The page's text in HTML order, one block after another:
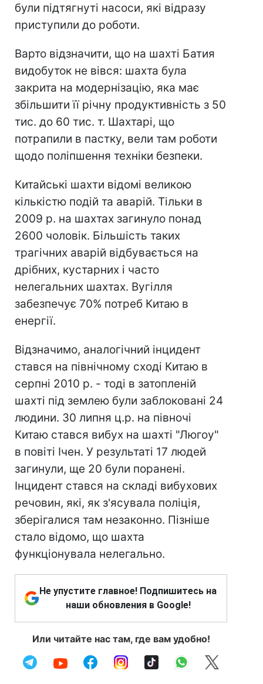
були підтягнуті насоси, які відразу
приступили до роботи.
Варто відзначити, що на шахті Батия
видобуток не вівся: шахта була
закрита на модернізацію, яка має
збільшити її річну продуктивність з 50
тис. до 60 тис. т. Шахтарі, що
потрапили в пастку, вели там роботи
щодо поліпшення техніки безпеки.
Китайські шахти відомі великою
кількістю подій та аварій. Тільки в
2009 р. на шахтах загинуло понад
2600 чоловік. Більшість таких
трагічних аварій відбувається на
дрібних, кустарних і часто
нелегальних шахтах. Вугілля
забезпечує 70% потреб Китаю в
енергії.
Відзначимо, аналогічний інцидент
стався на північному сході Китаю в
серпні 2010 р. - тоді в затопленій
шахті під землею були заблоковані 24
людини. 30 липня ц.р. на півночі
Китаю стався вибух на шахті "Люгоу"
в повіті Ічен. У результаті 17 людей
загинули, ще 20 були поранені.
Інцидент стався на складі вибухових
речовин, які, як з'ясувала поліція,
зберігалися там незаконно. Пізніше
стало відомо, що шахта
функціонувала нелегально.
Не упустите главное! Подпишитесь на
наши обновления в Google!
Или читайте нас там, где вам удобно!